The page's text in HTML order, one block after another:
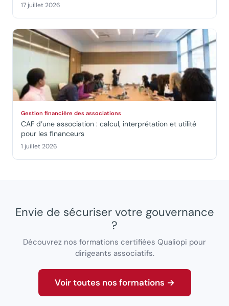
17 juillet 2026
Gestion financière des associations
CAF d’une association : calcul, interprétation et utilité
pour les financeurs
1 juillet 2026
Envie de sécuriser votre gouvernance
?
Découvrez nos formations certifiées Qualiopi pour
dirigeants associatifs.
Voir toutes nos formations →